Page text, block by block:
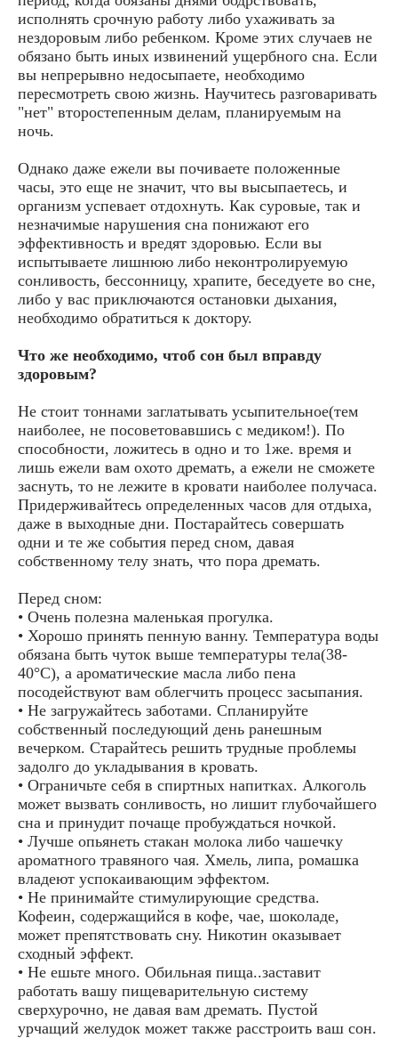
исполнять срочную работу либо ухаживать за
нездоровым либо ребенком. Кроме этих случаев не
обязано быть иных извинений ущербного сна. Если
вы непрерывно недосыпаете, необходимо
пересмотреть свою жизнь. Научитесь разговаривать
"нет" второстепенным делам, планируемым на
ночь.
Однако даже ежели вы почиваете положенные
часы, это еще не значит, что вы высыпаетесь, и
организм успевает отдохнуть. Как суровые, так и
незначимые нарушения сна понижают его
эффективность и вредят здоровью. Если вы
испытываете лишнюю либо неконтролируемую
сонливость, бессонницу, храпите, беседуете во сне,
либо у вас приключаются остановки дыхания,
необходимо обратиться к доктору.
Что же необходимо, чтоб сон был вправду
здоровым?
Не стоит тоннами заглатывать усыпительное(тем
наиболее, не посоветовавшись с медиком!). По
способности, ложитесь в одно и то 1же. время и
лишь ежели вам охото дремать, а ежели не сможете
заснуть, то не лежите в кровати наиболее получаса.
Придерживайтесь определенных часов для отдыха,
даже в выходные дни. Постарайтесь совершать
одни и те же события перед сном, давая
собственному телу знать, что пора дремать.
Перед сном:
• Очень полезна маленькая прогулка.
• Хорошо принять пенную ванну. Температура воды
обязана быть чуток выше температуры тела(38-
40°С), а ароматические масла либо пена
посодействуют вам облегчить процесс засыпания.
• Не загружайтесь заботами. Спланируйте
собственный последующий день ранешным
вечерком. Старайтесь решить трудные проблемы
задолго до укладывания в кровать.
• Ограничьте себя в спиртных напитках. Алкоголь
может вызвать сонливость, но лишит глубочайшего
сна и принудит почаще пробуждаться ночкой.
• Лучше опьянеть стакан молока либо чашечку
ароматного травяного чая. Хмель, липа, ромашка
владеют успокаивающим эффектом.
• Не принимайте стимулирующие средства.
Кофеин, содержащийся в кофе, чае, шоколаде,
может препятствовать сну. Никотин оказывает
сходный эффект.
• Не ешьте много. Обильная пища..заставит
работать вашу пищеварительную систему
сверхурочно, не давая вам дремать. Пустой
урчащий желудок может также расстроить ваш сон.